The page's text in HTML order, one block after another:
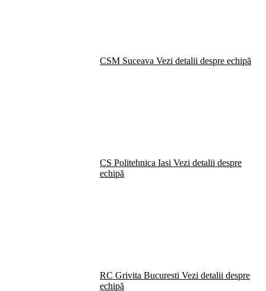
CSM Suceava Vezi detalii despre echipă
CS Politehnica Iasi Vezi detalii despre
echipă
RC Grivita Bucuresti Vezi detalii despre
echipă